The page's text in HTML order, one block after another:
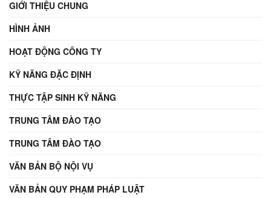
GIỚI THIỆU CHUNG
HÌNH ẢNH
HOẠT ĐỘNG CÔNG TY
KỸ NĂNG ĐẶC ĐỊNH
THỰC TẬP SINH KỸ NĂNG
TRUNG TÂM ĐÀO TẠO
TRUNG TÂM ĐÀO TẠO
VĂN BẢN BỘ NỘI VỤ
VĂN BẢN QUY PHẠM PHÁP LUẬT